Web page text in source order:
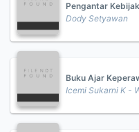
Pengantar
Dody Setyawan
Buku Ajar
Icemi Sukarni K -